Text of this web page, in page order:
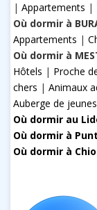
| Appartements |
Où dormir à
Appartements |
Où dormir à
Hôtels | Proche
chers | Animaux
Auberge de
Où dormir au
Où dormir à
Où dormir à